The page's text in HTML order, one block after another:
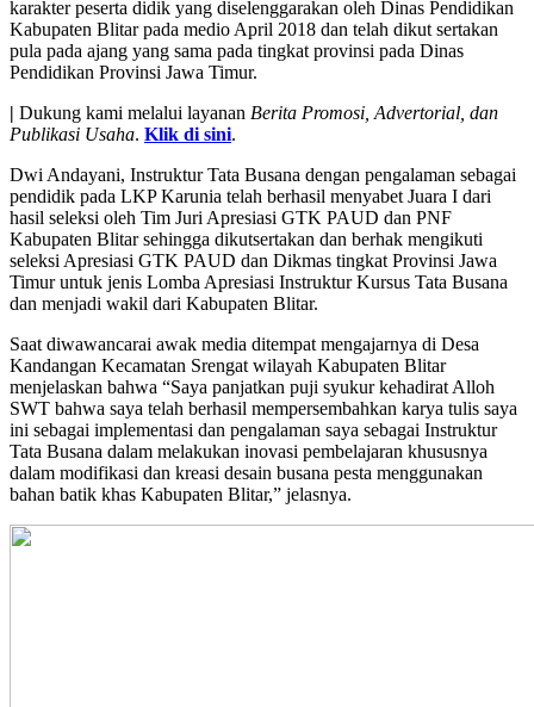
karakter peserta didik yang diselenggarakan oleh Dinas Pendidikan
Kabupaten Blitar pada medio April 2018 dan telah dikut sertakan
pula pada ajang yang sama pada tingkat provinsi pada Dinas
Pendidikan Provinsi Jawa Timur.
| Dukung kami melalui layanan Berita Promosi, Advertorial, dan
Publikasi Usaha. Klik di sini.
Dwi Andayani, Instruktur Tata Busana dengan pengalaman sebagai
pendidik pada LKP Karunia telah berhasil menyabet Juara I dari
hasil seleksi oleh Tim Juri Apresiasi GTK PAUD dan PNF
Kabupaten Blitar sehingga dikutsertakan dan berhak mengikuti
seleksi Apresiasi GTK PAUD dan Dikmas tingkat Provinsi Jawa
Timur untuk jenis Lomba Apresiasi Instruktur Kursus Tata Busana
dan menjadi wakil dari Kabupaten Blitar.
Saat diwawancarai awak media ditempat mengajarnya di Desa
Kandangan Kecamatan Srengat wilayah Kabupaten Blitar
menjelaskan bahwa “Saya panjatkan puji syukur kehadirat Alloh
SWT bahwa saya telah berhasil mempersembahkan karya tulis saya
ini sebagai implementasi dan pengalaman saya sebagai Instruktur
Tata Busana dalam melakukan inovasi pembelajaran khususnya
dalam modifikasi dan kreasi desain busana pesta menggunakan
bahan batik khas Kabupaten Blitar,” jelasnya.